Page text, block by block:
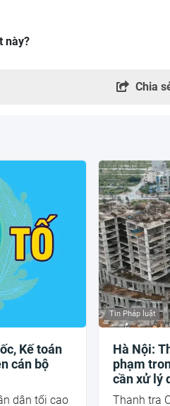
này?
Chia
Kế toán
cán bộ
dân tối cao
Tin Pháp luật
Hà Nội:
phạm
cần xử lý
Thanh tra